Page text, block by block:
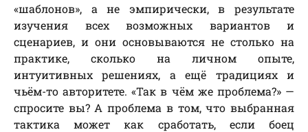
«шаблонов», а не эмпирически, в результате
изучения всех возможных вариантов и
сценариев, и они основываются не столько на
практике, сколько на личном опыте,
интуитивных решениях, а ещё традициях и
чьём-то авторитете. «Так в чём же проблема?» —
спросите вы? А проблема в том, что выбранная
тактика может как сработать, если боец